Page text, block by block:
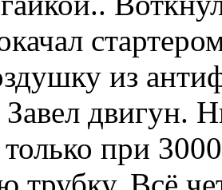
из
Завел двигун.
только при